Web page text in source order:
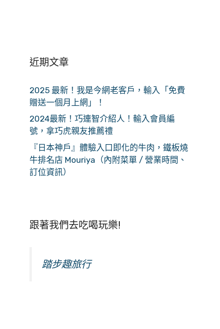
近期文章
2025 最新！我是今網老客戶，輸入「免費
贈送一個月上網」！
2024最新！巧連智介紹人！輸入會員編
號，拿巧虎親友推薦禮
『日本神戶』體驗入口即化的牛肉，鐵板燒
牛排名店 Mouriya（內附菜單 / 營業時間、
訂位資訊）
跟著我們去吃喝玩樂!
踏步趣旅行